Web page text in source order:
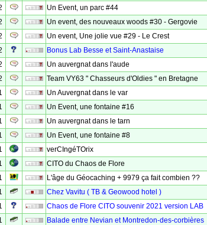
Un Event, un parc #44
Un event, des nouveaux woods #30 - Gergovie
Un event, Une jolie vue #29 - Le Crest
Bonus Lab Besse et Saint-Anastaise
Un auvergnat dans l'aude
Team VY63 " Chasseurs d'Oldies " en Bretagne
Un Auvergnat dans le var
Un Event, une fontaine #16
Un auvergnat dans le tarn
Un Event, une fontaine #8
verCIngéTOrix
CITO du Chaos de Flore
L'âge du Géocaching + 9979 ça fait combien ??
Chez Vavitu ( TB & Geowood hotel )
Chaos de Flore CITO souvenir 2021 version LAB
Balade entre Nevian et Montredon-des-corbières